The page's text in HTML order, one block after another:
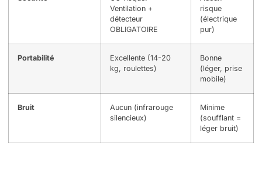
Ventilation +
détecteur
OBLIGATOIRE
risque
(électrique
pur)
Portabilité
Excellente (14-20
kg, roulettes)
Bonne
(léger, prise
mobile)
Bruit
Aucun (infrarouge
silencieux)
Minime
(soufflant =
léger bruit)